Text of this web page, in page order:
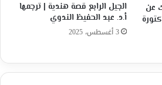
عن
الجيل الرابع ​قصة هندية | ترجمها
أ.د. عبد الحفيظ الندوي
3 أغسطس، 2025